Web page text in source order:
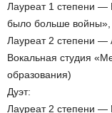
Лауреат 1 степени —
было больше войны»,
Лауреат 2 степени —
Вокальная студия
образования)
Дуэт:
Лауреат 2 степени